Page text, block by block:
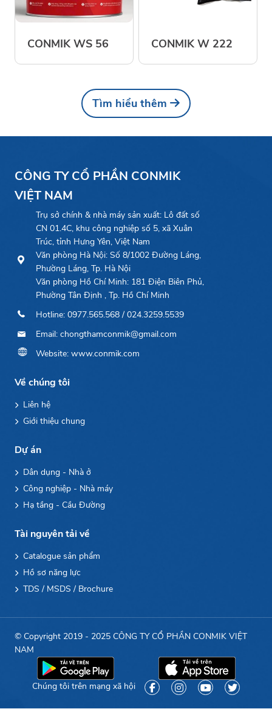
CONMIK WS 56 CONMIK W 222
Tìm hiểu thêm
CÔNG TY CỔ PHẦN CONMIK
VIỆT NAM
Trụ sở chính & nhà máy sản xuất: Lô đất số
CN 01.4C, khu công nghiệp số 5, xã Xuân
Trúc, tỉnh Hưng Yên, Việt Nam
Văn phòng Hà Nội: Số 8/1002 Đường Láng,
Phường Láng, Tp. Hà Nội
Văn phòng Hồ Chí Minh: 181 Điện Biên Phủ,
Phường Tân Định , Tp. Hồ Chí Minh
Hotline: 0977.565.568 / 024.3259.5539
Email: chongthamconmik@gmail.com
Website: www.conmik.com
Về chúng tôi
Liên hệ
Giới thiệu chung
Dự án
Dân dụng - Nhà ở
Công nghiệp - Nhà máy
Hạ tầng - Cầu Đường
Tài nguyên tải về
Catalogue sản phẩm
Hồ sơ năng lực
TDS / MSDS / Brochure
© Copyright 2019 - 2025 CÔNG TY CỔ PHẦN CONMIK VIỆT
NAM
Chúng tôi trên mạng xã hội